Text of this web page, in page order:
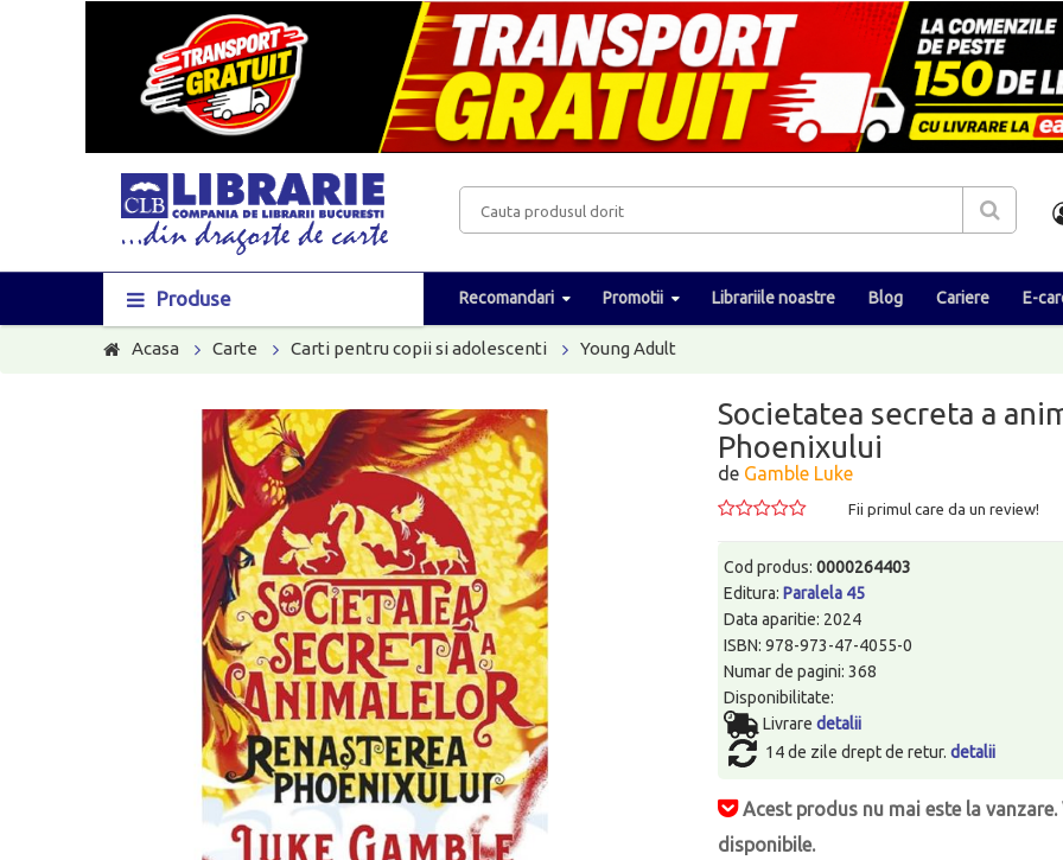
Produse Recomandari Promotii Librariile noastre Blog Cariere E-
Acasa Carte Carti pentru copii si adolescenti Young Adult
Societatea secreta a
Phoenixului
de Gamble Luke
Fii primul care da un review!
Cod produs:0000264403
Editura:Paralela 45
Data aparitie: 2024
ISBN: 978-973-47-4055-0
Numar de pagini: 368
Disponibilitate:
Livraredetalii
14 de zile drept de retur.detalii
Acest produs nu mai este la
disponibile.